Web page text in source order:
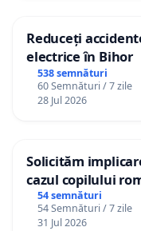
Reduceți
electrice în Bihor
538 semnături
60 Semnături / 7 zile
28 Jul 2026
Solicităm
cazul copilului
Gheorghe, aflat
12 ani
54 semnături
54 Semnături / 7 zile
31 Jul 2026